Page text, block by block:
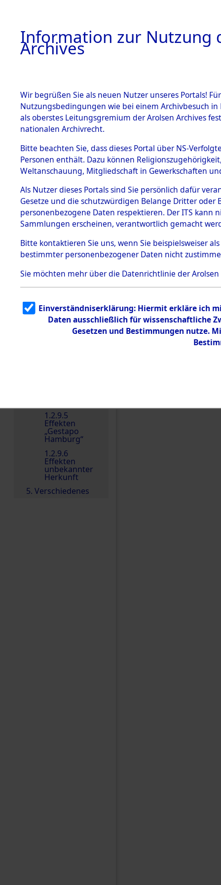
BESTÄNDE
1.
Inhaftierungsdoku
mente
1.2.9 Beim ITS
Effekten
1.2.9.1
Effekten aus
dem KZ
Dachau
1.2.9.2
Effekten aus
dem KZ
Bayerisches
1.2.9.3
Effekten aus
dem KZ
Neuengamm
1.2.9.5
Effekten
„Gestapo
Hamburg“
1.2.9.6
Effekten
unbekannter
Herkunft
5. Verschiedenes
0001
Einen Kommentar
Information zur Nutzung
Archives
Wir begrüßen Sie als neuen Nutzer unseres Portals!
Nutzungsbedingungen wie bei einem Archivbesuch
als oberstes Leitungsgremium der Arolsen Archives
nationalen Archivrecht.
Bitte beachten Sie, dass dieses Portal über NS-
Personen enthält. Dazu können
Weltanschauung, Mitgliedschaft in Gewerkschaften
Als Nutzer dieses Portals sind Sie persönlich dafür
Gesetze und die schutzwürdigen Belange Dritter
personenbezogene Daten respektieren. Der ITS
Sammlungen erscheinen, verantwortlich gemacht
Bitte kontaktieren Sie uns, wenn Sie beispielsweiser
bestimmter personenbezogener Daten nicht
Sie möchten mehr über die Datenrichtlinie der Arolsen
Einverständniserklärung: Hiermit erkläre ich
Daten ausschließlich für wissenschaftliche
Gesetzen und Bestimmungen nutze.